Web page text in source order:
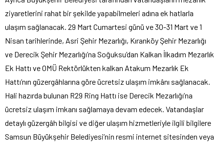
ziyaretlerini rahat bir şekilde yapabilmeleri adına ek hatlarla
ulaşım sağlanacak. 29 Mart Cumartesi günü ve 30-31 Mart ve 1
Nisan tarihlerinde, Asri Şehir Mezarlığı, Kıranköy Şehir Mezarlığı
ve Derecik Şehir Mezarlığı’na Soğuksu’dan Kalkan İlkadım Mezarlık
Ek Hattı ve OMÜ Rektörlükten kalkan Atakum Mezarlık Ek
Hattı’nın güzergâhlarına göre ücretsiz ulaşım imkânı sağlanacak.
Hali hazırda bulunan R29 Ring Hattı ise Derecik Mezarlığı’na
ücretsiz ulaşım imkanı sağlamaya devam edecek. Vatandaşlar
detaylı güzergâh bilgisi ve diğer ulaşım hizmetleriyle ilgili bilgilere
Samsun Büyükşehir Belediyesi’nin resmi internet sitesinden veya